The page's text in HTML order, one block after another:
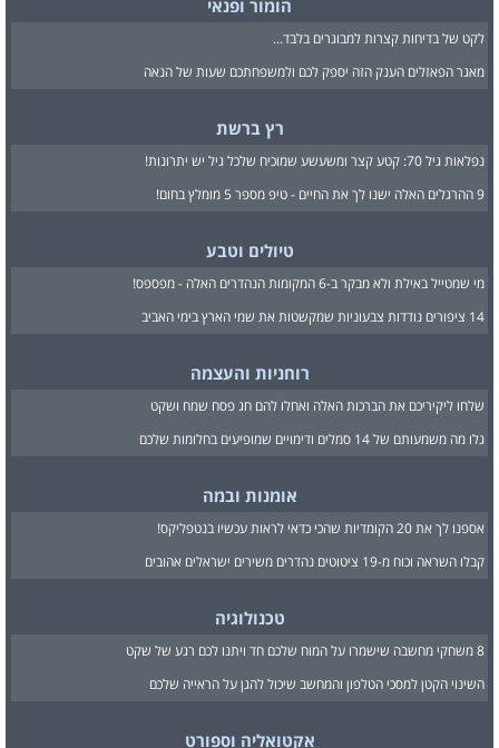
הומור ופנאי
לקט של בדיחות קצרות למבוגרים בלבד...
מאגר הפאזלים הענק הזה יספק לכם ולמשפחתכם שעות של הנאה
רץ ברשת
נפלאות גיל 70: קטע קצר ומשעשע שמוכיח שלכל גיל יש יתרונות!
9 ההרגלים האלה ישנו לך את החיים - טיפ מספר 5 מומלץ בחום!
טיולים וטבע
מי שמטייל באילת ולא מבקר ב-6 המקומות הנהדרים האלה - מפספס!
14 ציפורים נודדות צבעוניות שמקשטות את שמי הארץ בימי האביב
רוחניות והעצמה
שלחו ליקיריכם את הברכות האלה ואחלו להם חג פסח שמח ושקט
גלו מה משמעותם של 14 סמלים ודימויים שמופיעים בחלומות שלכם
אומנות ובמה
אספנו לך את 20 הקומדיות שהכי כדאי לראות עכשיו בנטפליקס!
קבלו השראה וכוח מ-19 ציטוטים נהדרים משירים ישראלים אהובים
טכנולוגיה
8 משחקי מחשבה שישמרו על המוח שלכם חד ויתנו לכם רגע של שקט
השינוי הקטן למסכי הטלפון והמחשב שיכול להגן על הראייה שלכם
אקטואליה וספורט